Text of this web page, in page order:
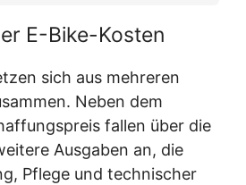
E-Bike-Kosten
sich aus mehreren
Neben dem
fallen über die
Ausgaben an, die
Pflege und technischer